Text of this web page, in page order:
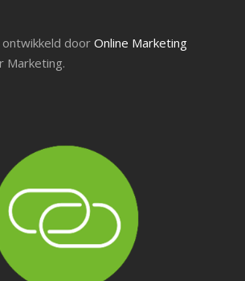
door Online Marketing
Marketing.